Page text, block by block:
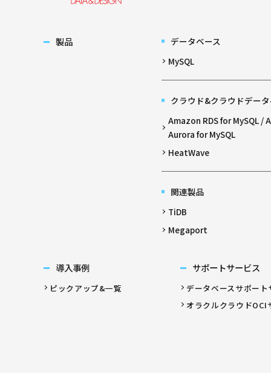
製品
データベース
MySQL
クラウド&クラウドデー
Amazon RDS for MySQL /
Aurora for MySQL
HeatWave
関連製品
TiDB
Megaport
導入事例
ピックアップ&一覧
サポートサービス
データベースサポー
オラクルクラウドOCI